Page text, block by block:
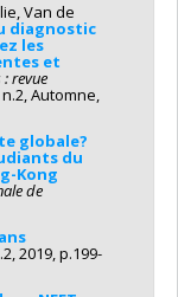
Van de
diagnostic
les
et
: revue
Automne,
globale?
du
Kong
de
2019, p.199-